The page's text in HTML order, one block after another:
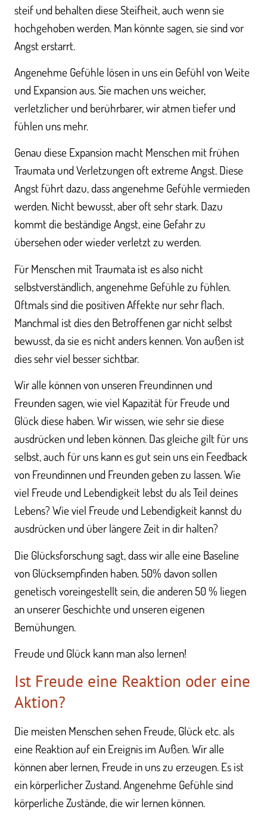
steif und behalten diese Steifheit, auch wenn sie
hochgehoben werden. Man könnte sagen, sie sind vor
Angst erstarrt.
Angenehme Gefühle lösen in uns ein Gefühl von Weite
und Expansion aus. Sie machen uns weicher,
verletzlicher und berührbarer, wir atmen tiefer und
fühlen uns mehr.
Genau diese Expansion macht Menschen mit frühen
Traumata und Verletzungen oft extreme Angst. Diese
Angst führt dazu, dass angenehme Gefühle vermieden
werden. Nicht bewusst, aber oft sehr stark. Dazu
kommt die beständige Angst, eine Gefahr zu
übersehen oder wieder verletzt zu werden.
Für Menschen mit Traumata ist es also nicht
selbstverständlich, angenehme Gefühle zu fühlen.
Oftmals sind die positiven Affekte nur sehr flach.
Manchmal ist dies den Betroffenen gar nicht selbst
bewusst, da sie es nicht anders kennen. Von außen ist
dies sehr viel besser sichtbar.
Wir alle können von unseren Freundinnen und
Freunden sagen, wie viel Kapazität für Freude und
Glück diese haben. Wir wissen, wie sehr sie diese
ausdrücken und leben können. Das gleiche gilt für uns
selbst, auch für uns kann es gut sein uns ein Feedback
von Freundinnen und Freunden geben zu lassen. Wie
viel Freude und Lebendigkeit lebst du als Teil deines
Lebens? Wie viel Freude und Lebendigkeit kannst du
ausdrücken und über längere Zeit in dir halten?
Die Glücksforschung sagt, dass wir alle eine Baseline
von Glücksempfinden haben. 50% davon sollen
genetisch voreingestellt sein, die anderen 50 % liegen
an unserer Geschichte und unseren eigenen
Bemühungen.
Freude und Glück kann man also lernen!
Ist Freude eine Reaktion oder eine
Aktion?
Die meisten Menschen sehen Freude, Glück etc. als
eine Reaktion auf ein Ereignis im Außen. Wir alle
können aber lernen, Freude in uns zu erzeugen. Es ist
ein körperlicher Zustand. Angenehme Gefühle sind
körperliche Zustände, die wir lernen können.